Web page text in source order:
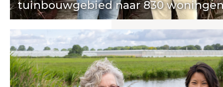
Visie en werkwijze
tuinbouwgebied naar 830